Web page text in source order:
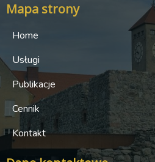
Mapa strony
Home
Usługi
Publikacje
Cennik
Kontakt